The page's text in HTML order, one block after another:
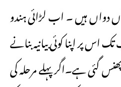
طرف رواں دواں ہیں ۔ اب لڑائی ہندو
پر اپنا کوئی بیانیہ بنانے
گئی ہے۔اگر پہلے مرحلہ کی